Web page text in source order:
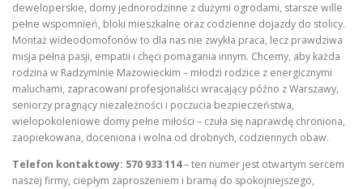
deweloperskie, domy jednorodzinne z dużymi ogrodami, starsze wille
pełne wspomnień, bloki mieszkalne oraz codzienne dojazdy do stolicy.
Montaż wideodomofonów to dla nas nie zwykła praca, lecz prawdziwa
misja pełna pasji, empatii i chęci pomagania innym. Chcemy, aby każda
rodzina w Radzyminie Mazowieckim – młodzi rodzice z energicznymi
maluchami, zapracowani profesjonaliści wracający późno z Warszawy,
seniorzy pragnący niezależności i poczucia bezpieczeństwa,
wielopokoleniowe domy pełne miłości – czuła się naprawdę chroniona,
zaopiekowana, doceniona i wolna od drobnych, codziennych obaw.
Telefon kontaktowy: 570 933 114– ten numer jest otwartym sercem
naszej firmy, ciepłym zaproszeniem i bramą do spokojniejszego,